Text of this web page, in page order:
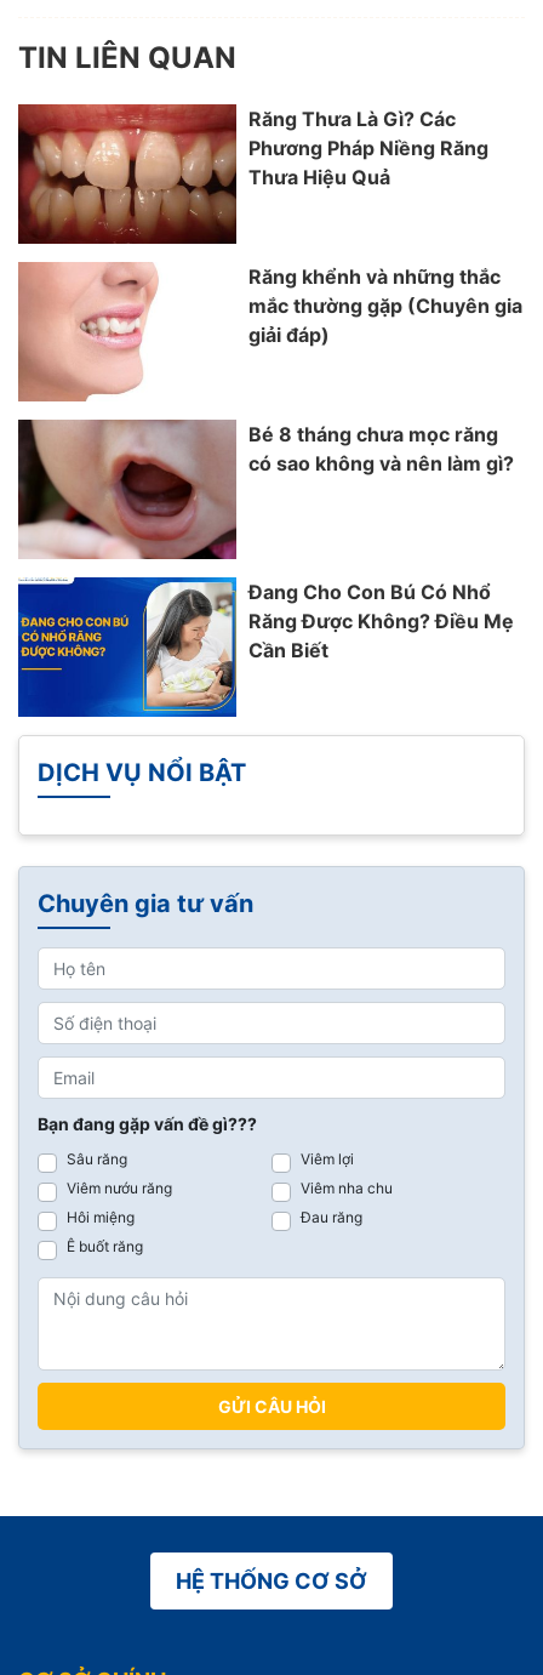
TIN LIÊN QUAN
Răng Thưa Là Gì? Các
Phương Pháp Niềng Răng
Thưa Hiệu Quả
Răng khểnh và những thắc
mắc thường gặp (Chuyên gia
giải đáp)
Bé 8 tháng chưa mọc răng
có sao không và nên làm gì?
Đang Cho Con Bú Có Nhổ
Răng Được Không? Điều Mẹ
Cần Biết
DỊCH VỤ NỔI BẬT
Chuyên gia tư vấn
Bạn đang gặp vấn đề gì???
Sâu răng
Viêm lợi
Viêm nướu răng
Viêm nha chu
Hôi miệng
Đau răng
Ê buốt răng
GỬI CÂU HỎI
HỆ THỐNG CƠ SỞ